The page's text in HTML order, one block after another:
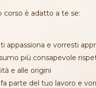
corso è adatto a te se:
appassiona e vorresti
più consapevole
e alle origini
parte del tuo lavoro e